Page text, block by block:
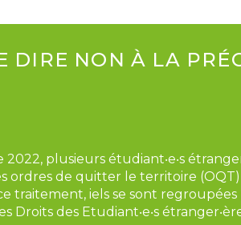
DIRE NON À LA
plusieurs étudiant‧e‧s
ordres de quitter le territoire
traitement, iels se sont
Droits des Etudiant‧e‧s